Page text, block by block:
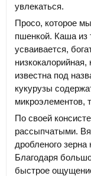
увлекаться.
Просо, которое
пшенкой. Каша из
усваивается,
низкокалорийная,
известна под
кукурузы
микроэлементов,
По своей
рассыпчатыми.
дробленого
Благодаря
быстрое